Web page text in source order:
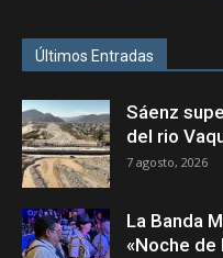
Últimos Entradas
Sáenz
del rio
7 agosto, 2026
La Banda
«Noche de